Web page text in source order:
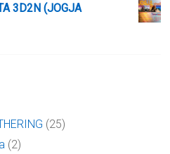
Rp1.150.000
3D2N (JOGJA
(25)
(2)